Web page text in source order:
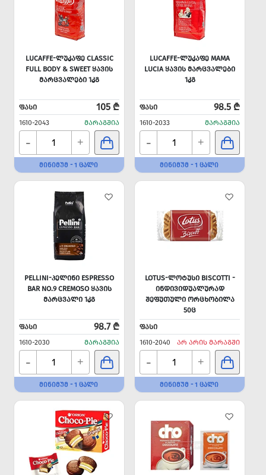
LUCAFFE-ᲚᲣᲙᲐᲤᲔ CLASSIC
FULL BODY & SWEET ᲧᲐᲕᲘᲡ
ᲛᲐᲠᲪᲕᲐᲚᲔᲑᲘ 1ᲙᲒ
ᲤᲐᲡᲘ 105 ₾
1610-2043 ᲛᲐᲠᲐᲒᲨᲘᲐ
- +
ᲛᲘᲜᲘᲛᲣᲛ - 1 ᲪᲐᲚᲘ
LUCAFFE-ᲚᲣᲙᲐᲤᲔ MAMA
LUCIA ᲧᲐᲕᲘᲡ ᲛᲐᲠᲪᲕᲐᲚᲔᲑᲘ
1ᲙᲒ
ᲤᲐᲡᲘ 98.5 ₾
1610-2033 ᲛᲐᲠᲐᲒᲨᲘᲐ
- +
ᲛᲘᲜᲘᲛᲣᲛ - 1 ᲪᲐᲚᲘ
PELLINI-ᲞᲔᲚᲘᲜᲘ ESPRESSO
BAR NO.9 CREMOSO ᲧᲐᲕᲘᲡ
ᲛᲐᲠᲪᲕᲐᲚᲘ 1ᲙᲒ
ᲤᲐᲡᲘ 98.7 ₾
1610-2030 ᲛᲐᲠᲐᲒᲨᲘᲐ
- +
ᲛᲘᲜᲘᲛᲣᲛ - 1 ᲪᲐᲚᲘ
LOTUS-ᲚᲝᲢᲣᲡᲘ BISCOTTI -
ᲘᲜᲓᲘᲕᲘᲓᲣᲐᲚᲣᲠᲐᲓ
ᲨᲔᲤᲣᲗᲣᲚᲘ ᲝᲠᲪᲮᲝᲑᲘᲚᲐ
50Ც
ᲤᲐᲡᲘ
1610-2040
ᲐᲠ ᲐᲠᲘᲡ ᲛᲐᲠᲐᲒᲨᲘ
- +
ᲛᲘᲜᲘᲛᲣᲛ - 1 ᲪᲐᲚᲘ